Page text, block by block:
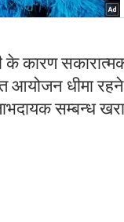
के कारण
आयोजन धीमा
सम्बन्ध